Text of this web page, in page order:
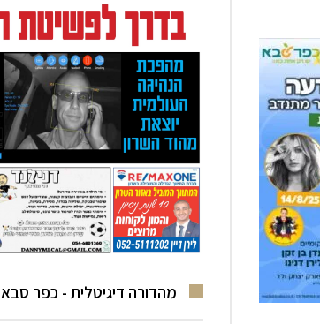
מהדורה דיגיטלית - כפר סבא